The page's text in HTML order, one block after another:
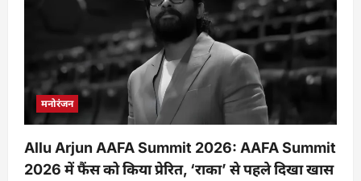
मनोरंजन
Allu Arjun AAFA Summit 2026: AAFA Summit
2026 में फैंस को किया प्रेरित, ‘राका’ से पहले दिखा खास